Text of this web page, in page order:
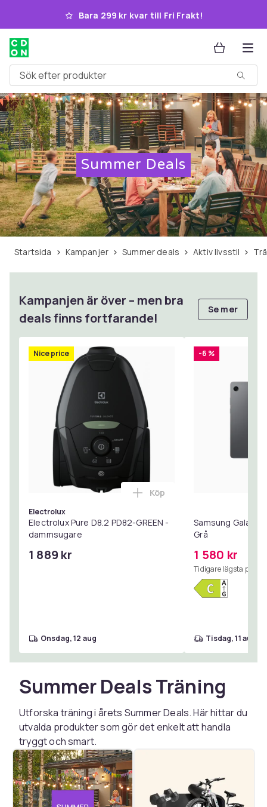
Hoppa till huvudinnehållet
Bara 299 kr kvar till Fri Frakt!
Sök efter produkter
Summer Deals
Startsida Kampanjer Summer deals Aktiv livsstil
Kampanjen är över – men bra
deals finns fortfarande!
Se mer
Nice price
Electrolux
Electrolux Pure D8.2 PD82-GREEN -
dammsugare
1 889 kr
Lägg till Electrolux Pure
Köp
onsdag, 12 aug
-6 %
Samsung Galaxy
Grå
1 580 kr
Tidigare lägsta pris:
tisdag, 11 aug
Summer Deals Träning
Utforska träning i årets Summer Deals. Här hittar du
utvalda produkter som gör det enkelt att handla
tryggt och smart.